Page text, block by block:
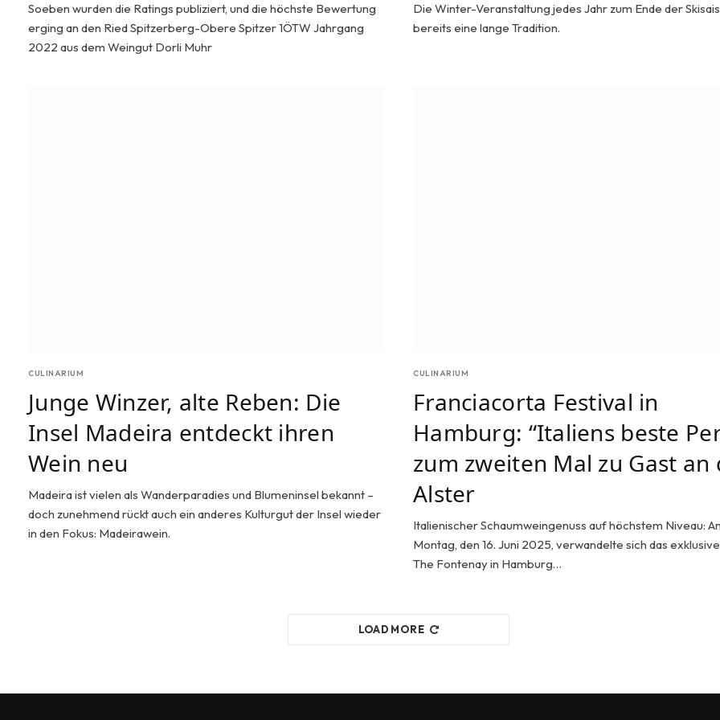
Soeben wurden die Ratings publiziert, und die höchste Bewertung
erging an den Ried Spitzerberg-Obere Spitzer 1ÖTW Jahrgang
2022 aus dem Weingut Dorli Muhr
Die Winter-Veranstaltung jedes Jahr zum Ende der
bereits eine lange Tradition.
CULINARIUM
Junge Winzer, alte Reben: Die
Insel Madeira entdeckt ihren
Wein neu
Madeira ist vielen als Wanderparadies und Blumeninsel bekannt –
doch zunehmend rückt auch ein anderes Kulturgut der Insel wieder
in den Fokus: Madeirawein.
CULINARIUM
Franciacorta Festival in
Hamburg: “Italiens beste
zum zweiten Mal zu Gast an
Alster
Italienischer Schaumweingenuss auf höchstem Niveau:
Montag, den 16. Juni 2025, verwandelte sich das
The Fontenay in Hamburg…
LOAD MORE